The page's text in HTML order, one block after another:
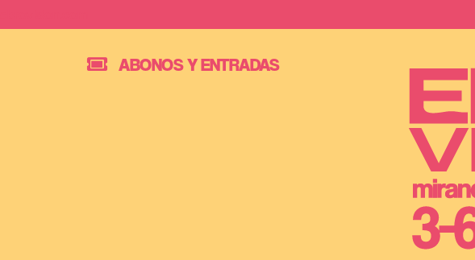
contenidoABONOS Y ENTRADAS